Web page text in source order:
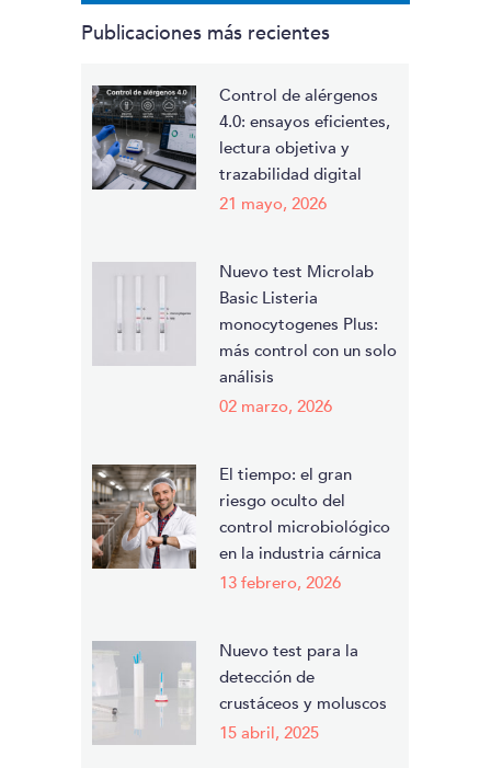
the
image
continue.
Publicaciones más recientes
Control de alérgenos
4.0: ensayos eficientes,
lectura objetiva y
trazabilidad digital
21 mayo, 2026
Nuevo test Microlab
Basic Listeria
monocytogenes Plus:
más control con un solo
análisis
02 marzo, 2026
El tiempo: el gran
riesgo oculto del
control microbiológico
en la industria cárnica
13 febrero, 2026
Nuevo test para la
detección de
crustáceos y moluscos
15 abril, 2025